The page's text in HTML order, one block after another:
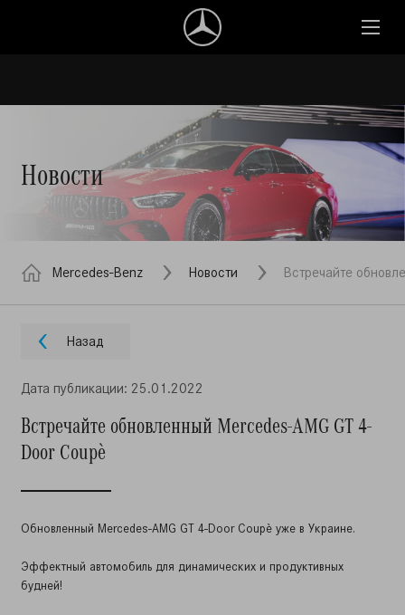
Новости
Mercedes-Benz Новости Встречайте
Назад
Дата публикации: 25.01.2022
Встречайте обновленный Mercedes-AMG GT 4-
Door Coupè
Обновленный Mercedes-AMG GT 4-Door Coupè уже в Украине.
Эффектный автомобиль для динамических и продуктивных
будней!